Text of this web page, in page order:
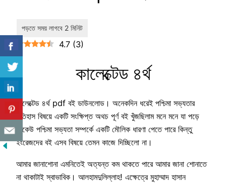
4.7 (3)
কালেক্টেড ৪র্থ
কালেক্টেড ৪র্থ pdf বই ডাউনলোড। অনেকদিন ধরেই পশ্চিমা সভ্যতার
ইতিহাস বিষয়ে একটি সংক্ষিপ্ত অথচ পূর্ণ বই খুঁজছিলাম মনে মনে যা পড়ে
যেকেউ পশ্চিমা সভ্যতা সম্পর্কে একটি মৌলিক ধারণা পেতে পারে কিন্তু
ইংরেজদের বই এসব বিষয়ে তেমন কাজে দিচ্ছিলো না।
আমার জানাশোনা এমনিতেই অত্যন্ত কম থাকতে পারে আমার জানা শোনাতে
না থাকাটাই স্বাভাবিক। আলহামদুলিল্লাহ! এক্ষেত্রে মুহাম্মাদ হাসান